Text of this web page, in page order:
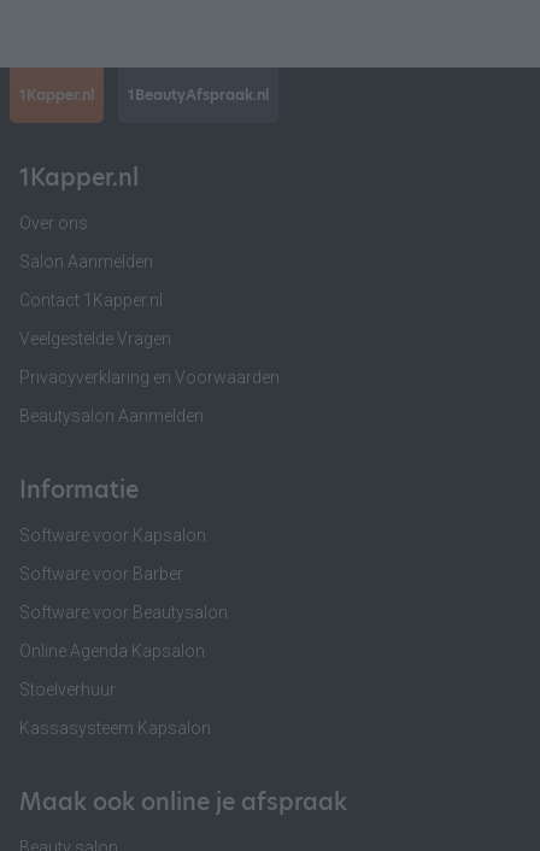
1Kapper.nl 1BeautyAfspraak.nl
1Kapper.nl
Over ons
Salon Aanmelden
Contact 1Kapper.nl
Veelgestelde Vragen
Privacyverklaring en Voorwaarden
Beautysalon Aanmelden
Informatie
Software voor Kapsalon
Software voor Barber
Software voor Beautysalon
Online Agenda Kapsalon
Stoelverhuur
Kassasysteem Kapsalon
Maak ook online je afspraak